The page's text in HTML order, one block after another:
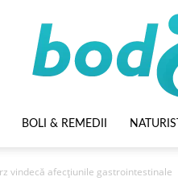
BOLI & REMEDII NATURIST
vindecă afecțiunile gastrointestinale